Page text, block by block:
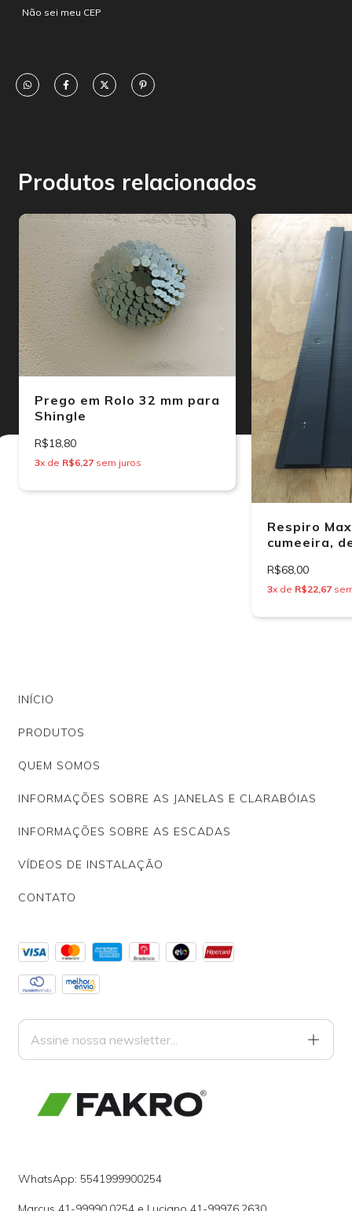
Não sei meu CEP
Produtos relacionados
Prego em Rolo 32 mm para
Shingle
R$18,80
3x de R$6,27 sem juros
Respiro
cumeeira,
R$68,00
3x de R$22,67
INÍCIO
PRODUTOS
QUEM SOMOS
INFORMAÇÕES SOBRE AS JANELAS E CLARABÓIAS
INFORMAÇÕES SOBRE AS ESCADAS
VÍDEOS DE INSTALAÇÃO
CONTATO
WhatsApp: 5541999900254